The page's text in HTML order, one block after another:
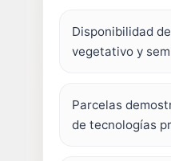
Disponibilidad
vegetativo y
Parcelas
de tecnologías